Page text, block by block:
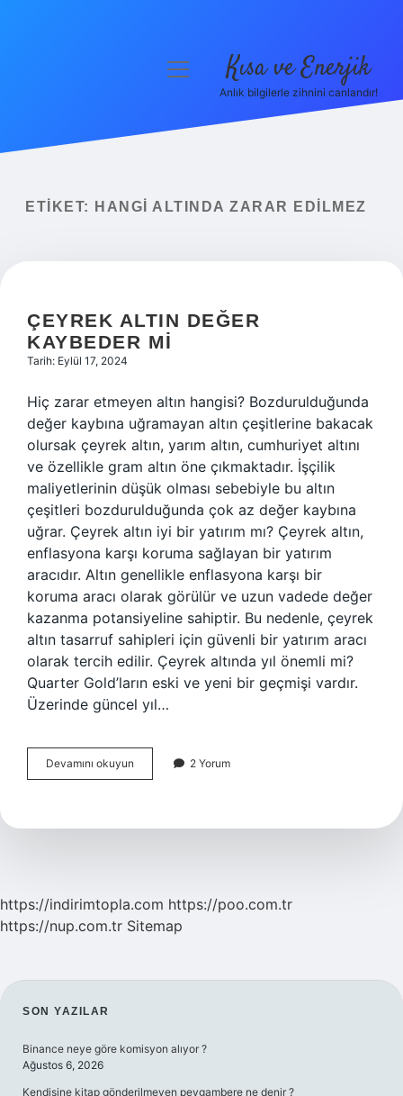
Yasal Uyarı
menüyü
Kısa ve Enerjik
Anlık bilgilerle zihnini canlandır!
ETIKET: HANGI ALTINDA ZARAR EDILMEZ
ÇEYREK ALTIN DEĞER
KAYBEDER MI
Tarih: Eylül 17, 2024
Hiç zarar etmeyen altın hangisi? Bozdurulduğunda
değer kaybına uğramayan altın çeşitlerine bakacak
olursak çeyrek altın, yarım altın, cumhuriyet altını
ve özellikle gram altın öne çıkmaktadır. İşçilik
maliyetlerinin düşük olması sebebiyle bu altın
çeşitleri bozdurulduğunda çok az değer kaybına
uğrar. Çeyrek altın iyi bir yatırım mı? Çeyrek altın,
enflasyona karşı koruma sağlayan bir yatırım
aracıdır. Altın genellikle enflasyona karşı bir
koruma aracı olarak görülür ve uzun vadede değer
kazanma potansiyeline sahiptir. Bu nedenle, çeyrek
altın tasarruf sahipleri için güvenli bir yatırım aracı
olarak tercih edilir. Çeyrek altında yıl önemli mi?
Quarter Gold’ların eski ve yeni bir geçmişi vardır.
Üzerinde güncel yıl…
Devamını okuyun
Altın
Mi
2 Yorum
https://indirimtopla.com https://poo.com.tr
https://nup.com.tr Sitemap
SIDEBAR
SON YAZILAR
Binance neye göre komisyon alıyor ?
Ağustos 6, 2026
Kendisine kitap gönderilmeyen peygambere ne denir ?